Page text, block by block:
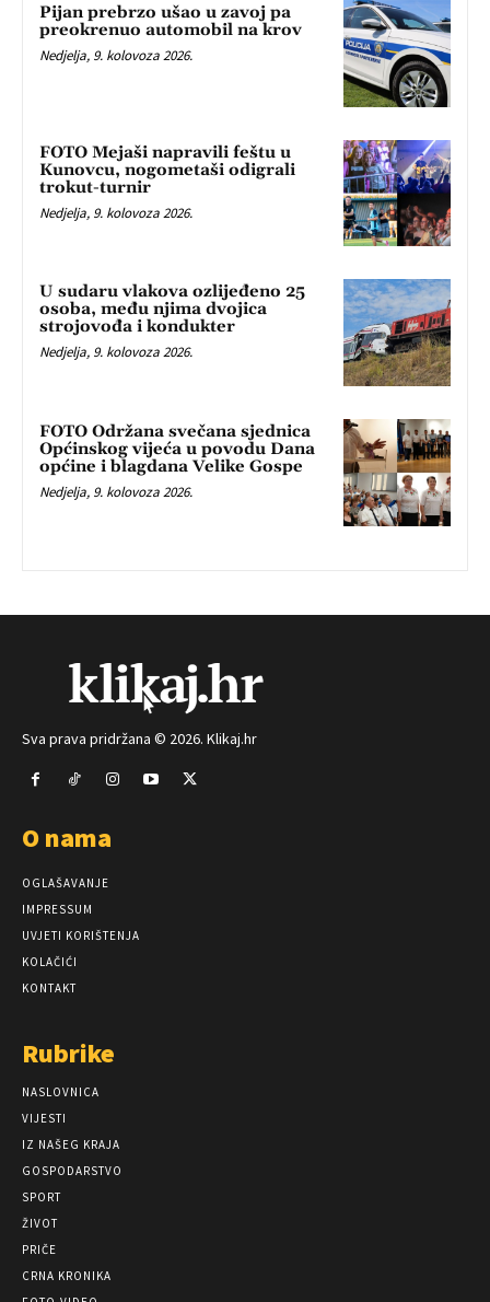
Pijan prebrzo ušao u zavoj pa
preokrenuo automobil na krov
Nedjelja, 9. kolovoza 2026.
FOTO Mejaši napravili feštu u
Kunovcu, nogometaši odigrali
trokut-turnir
Nedjelja, 9. kolovoza 2026.
U sudaru vlakova ozlijeđeno 25
osoba, među njima dvojica
strojovođa i kondukter
Nedjelja, 9. kolovoza 2026.
FOTO Održana svečana sjednica
Općinskog vijeća u povodu Dana
općine i blagdana Velike Gospe
Nedjelja, 9. kolovoza 2026.
Sva prava pridržana © 2026. Klikaj.hr
O nama
OGLAŠAVANJE
IMPRESSUM
UVJETI KORIŠTENJA
KOLAČIĆI
KONTAKT
Rubrike
NASLOVNICA
VIJESTI
IZ NAŠEG KRAJA
GOSPODARSTVO
SPORT
ŽIVOT
PRIČE
CRNA KRONIKA